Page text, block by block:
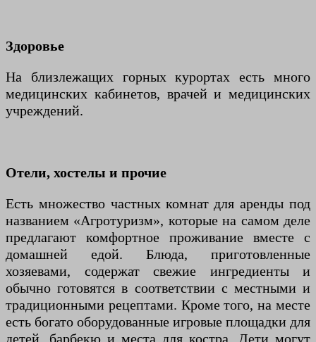
Здоровье
На близлежащих горных курортах есть много
медицинских кабинетов, врачей и медицинских
учреждений.
Отели, хостелы и прочие
Есть множество частных комнат для аренды под
названием «Агротуризм», которые на самом деле
предлагают комфортное проживание вместе с
домашней едой. Блюда, приготовленные
хозяевами, содержат свежие ингредиенты и
обычно готовятся в соответствии с местными и
традиционными рецептами. Кроме того, на месте
есть богато оборудованные игровые площадки для
детей, барбекю и места для костра. Дети могут